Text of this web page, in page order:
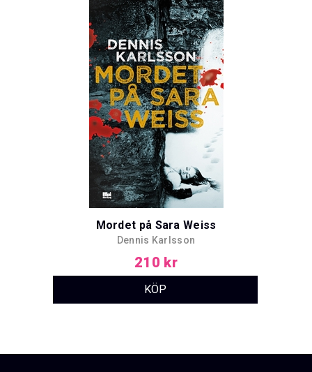
Mordet på Sara Weiss
Dennis Karlsson
210 kr